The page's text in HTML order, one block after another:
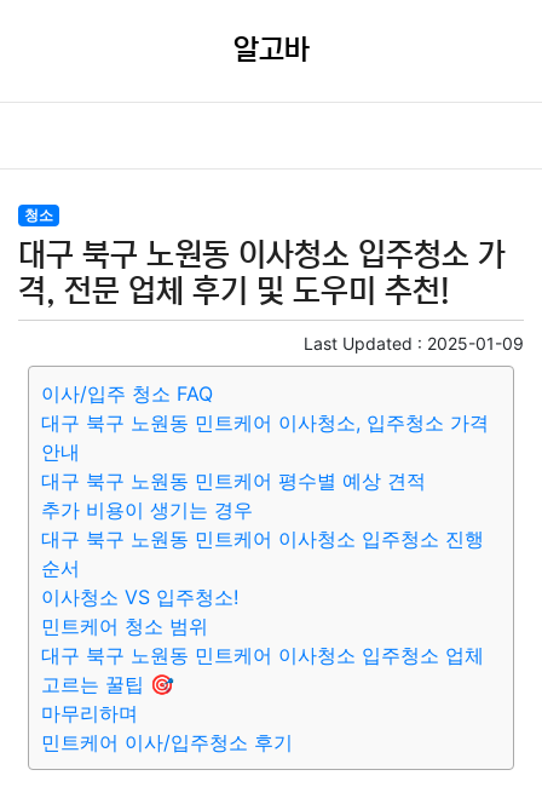
알고바
청소
대구 북구 노원동 이사청소 입주청소 가
격, 전문 업체 후기 및 도우미 추천!
Last Updated : 2025-01-09
이사/입주 청소 FAQ
대구 북구 노원동 민트케어 이사청소, 입주청소 가격
안내
대구 북구 노원동 민트케어 평수별 예상 견적
추가 비용이 생기는 경우
대구 북구 노원동 민트케어 이사청소 입주청소 진행
순서
이사청소 VS 입주청소!
민트케어 청소 범위
대구 북구 노원동 민트케어 이사청소 입주청소 업체
고르는 꿀팁 🎯
마무리하며
민트케어 이사/입주청소 후기